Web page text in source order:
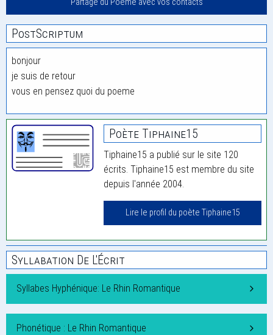
Partage du Poème avec vos contacts
PostScriptum
bonjour
je suis de retour
vous en pensez quoi du poeme
Poète Tiphaine15
Tiphaine15 a publié sur le site 120
écrits. Tiphaine15 est membre du site
depuis l'année 2004.
Lire le profil du poète Tiphaine15
Syllabation De L'Écrit
Syllabes Hyphénique: Le Rhin Romantique
Phonétique : Le Rhin Romantique